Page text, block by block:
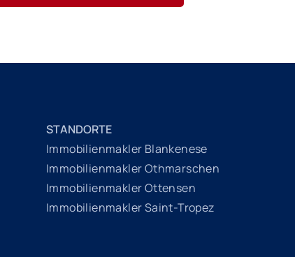
STANDORTE
Immobilienmakler Blankenese
Immobilienmakler Othmarschen
Immobilienmakler Ottensen
Immobilienmakler Saint-Tropez